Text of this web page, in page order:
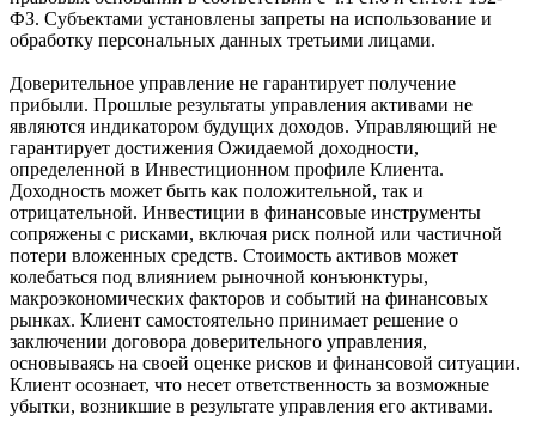
ФЗ. Субъектами установлены запреты на использование и
обработку персональных данных третьими лицами.
Доверительное управление не гарантирует получение
прибыли. Прошлые результаты управления активами не
являются индикатором будущих доходов. Управляющий не
гарантирует достижения Ожидаемой доходности,
определенной в Инвестиционном профиле Клиента.
Доходность может быть как положительной, так и
отрицательной. Инвестиции в финансовые инструменты
сопряжены с рисками, включая риск полной или частичной
потери вложенных средств. Стоимость активов может
колебаться под влиянием рыночной конъюнктуры,
макроэкономических факторов и событий на финансовых
рынках. Клиент самостоятельно принимает решение о
заключении договора доверительного управления,
основываясь на своей оценке рисков и финансовой ситуации.
Клиент осознает, что несет ответственность за возможные
убытки, возникшие в результате управления его активами.